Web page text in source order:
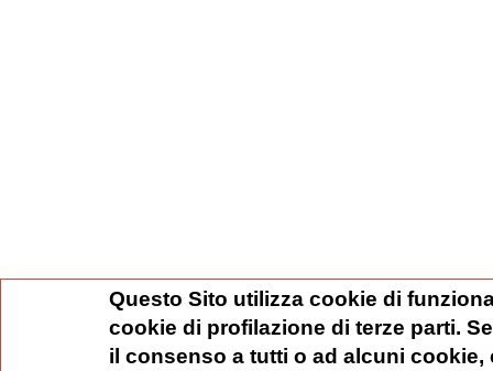
Questo Sito utilizza cookie di
cookie di profilazione di terze parti.
il consenso a tutti o ad alcuni